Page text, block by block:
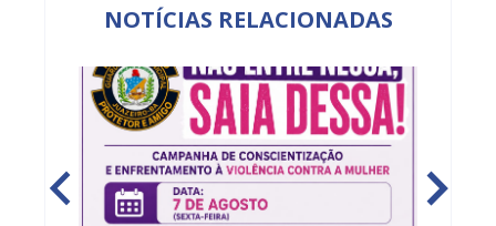
NOTÍCIAS RELACIONADAS